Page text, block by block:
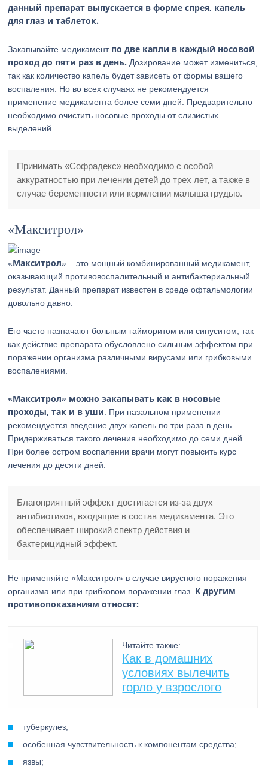
данный препарат выпускается в форме спрея, капель
для глаз и таблеток.
Закапывайте медикамент по две капли в каждый носовой
проход до пяти раз в день. Дозирование может измениться,
так как количество капель будет зависеть от формы вашего
воспаления. Но во всех случаях не рекомендуется
применение медикамента более семи дней. Предварительно
необходимо очистить носовые проходы от слизистых
выделений.
Принимать «Софрадекс» необходимо с особой
аккуратностью при лечении детей до трех лет, а также в
случае беременности или кормлении малыша грудью.
«Макситрол»
«Макситрол» – это мощный комбинированный медикамент,
оказывающий противовоспалительный и антибактериальный
результат. Данный препарат известен в среде офтальмологии
довольно давно.
Его часто назначают больным гайморитом или синуситом, так
как действие препарата обусловлено сильным эффектом при
поражении организма различными вирусами или грибковыми
воспалениями.
«Макситрол» можно закапывать как в носовые
проходы, так и в уши . При назальном применении
рекомендуется введение двух капель по три раза в день.
Придерживаться такого лечения необходимо до семи дней.
При более остром воспалении врачи могут повысить курс
лечения до десяти дней.
Благоприятный эффект достигается из-за двух
антибиотиков, входящие в состав медикамента. Это
обеспечивает широкий спектр действия и
бактерицидный эффект.
Не применяйте «Макситрол» в случае вирусного поражения
организма или при грибковом поражении глаз. К другим
противопоказаниям относят:
Читайте также:
Как в домашних
условиях вылечить
горло у взрослого
туберкулез;
особенная чувствительность к компонентам средства;
язвы;